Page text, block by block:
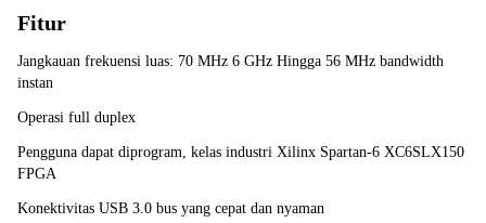
Fitur
Jangkauan frekuensi luas: 70 MHz 6 GHz Hingga 56 MHz bandwidth
instan
Operasi full duplex
Pengguna dapat diprogram, kelas industri Xilinx Spartan-6 XC6SLX150
FPGA
Konektivitas USB 3.0 bus yang cepat dan nyaman